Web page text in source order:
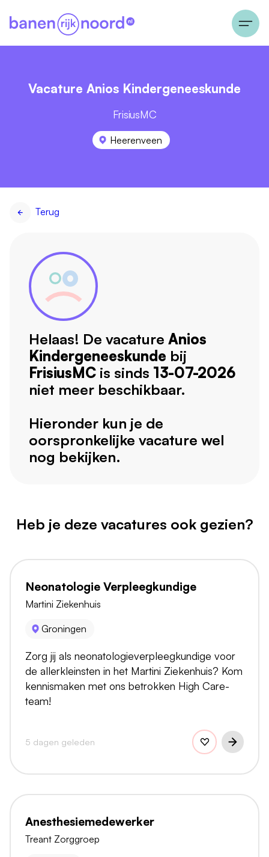
Vacature Anios Kindergeneeskunde
FrisiusMC
Heerenveen
Terug
Helaas! De vacature Anios
Kindergeneeskunde bij
FrisiusMC is sinds 13-07-2026
niet meer beschikbaar.
Hieronder kun je de
oorspronkelijke vacature wel
nog bekijken.
Heb je deze vacatures ook gezien?
Neonatologie Verpleegkundige
Martini Ziekenhuis
Groningen
Zorg jij als neonatologieverpleegkundige voor
de allerkleinsten in het Martini Ziekenhuis? Kom
kennismaken met ons betrokken High Care-
team!
5 dagen geleden
Anesthesiemedewerker
Treant Zorggroep